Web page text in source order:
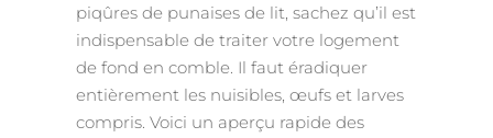
piqûres de punaises de lit, sachez qu’il est
indispensable de traiter votre logement
de fond en comble. Il faut éradiquer
entièrement les nuisibles, œufs et larves
compris. Voici un aperçu rapide des